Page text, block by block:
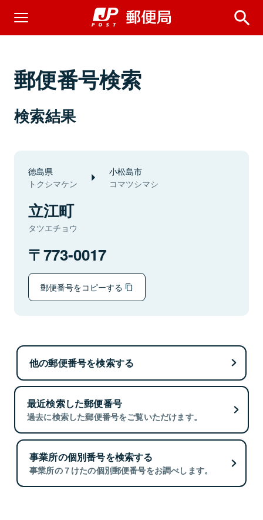
郵便番号検索
検索結果
徳島県
トクシマケン
小松島市
コマツシマシ
立江町
タツエチョウ
773-0017
郵便番号をコピーする
他の郵便番号を検索する
最近検索した郵便番号
過去に検索した郵便番号をご覧いただけます。
事業所の個別番号を検索する
事業所の７けたの個別郵便番号をお調べします。